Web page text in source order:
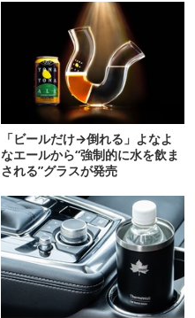
「ビールだけ→倒れる」よなよ
なエールから“強制的に水を飲ま
される”グラスが発売